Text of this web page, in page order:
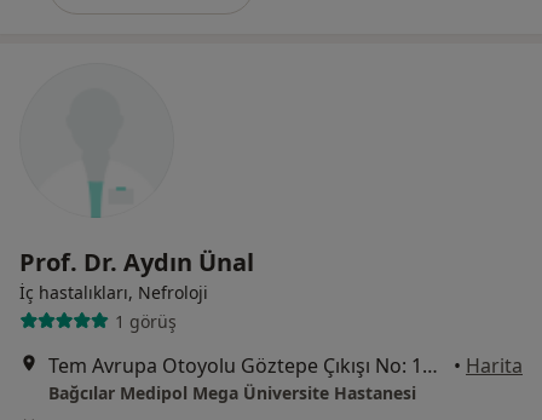
Prof. Dr. Aydın Ünal
İç hastalıkları, Nefroloji
1 görüş
Tem Avrupa Otoyolu Göztepe Çıkışı No: 1Bağcılar, İstanbul • Harita
Bağcılar Medipol Mega Üniversite Hastanesi